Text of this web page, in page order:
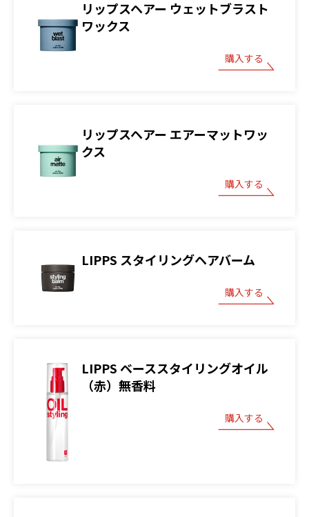
リップスヘアー ウェットブラスト
ワックス
購入する
リップスヘアー エアーマットワッ
クス
購入する
LIPPS スタイリングヘアバーム
購入する
LIPPS ベーススタイリングオイル
（赤）無香料
購入する